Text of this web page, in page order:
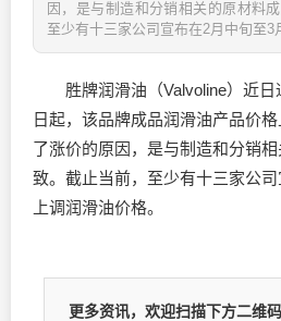
因，是与制造和分销相关的原材料
至少有十三家公司宣布在2月中旬至3
胜牌润滑油 （Valvoline）近
日起，该品牌成品润滑油产品价
了涨价的原因，是与制造和分销
致。截止当前，至少有十三家公
上调润滑油价格。
更多资讯，欢迎扫描下方二维